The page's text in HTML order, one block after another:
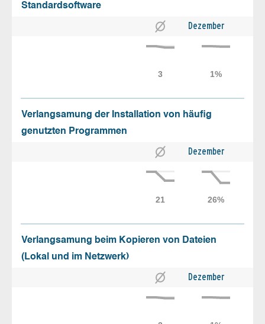
Standardsoftware
Dezember
Verlangsamung der Installation von häufig
genutzten Programmen
Dezember
Verlangsamung beim Kopieren von Dateien
(Lokal und im Netzwerk)
Dezember